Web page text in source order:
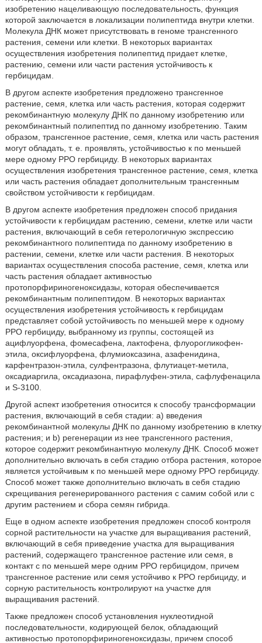
изобретению нацеливающую последовательность, функция
которой заключается в локализации полипептида внутри клетки.
Молекула ДНК может присутствовать в геноме трансгенного
растения, семени или клетки. В некоторых вариантах
осуществления изобретения полипептид придает клетке,
растению, семени или части растения устойчивость к
гербицидам.
В другом аспекте изобретения предложено трансгенное
растение, семя, клетка или часть растения, которая содержит
рекомбинантную молекулу ДНК по данному изобретению или
рекомбинантный полипептид по данному изобретению. Таким
образом, трансгенное растение, семя, клетка или часть растения
могут обладать, т. е. проявлять, устойчивостью к по меньшей
мере одному PPO гербициду. В некоторых вариантах
осуществления изобретения трансгенное растение, семя, клетка
или часть растения обладает дополнительным трансгенным
свойством устойчивости к гербицидам.
В другом аспекте изобретения предложен способ придания
устойчивости к гербицидам растению, семени, клетке или части
растения, включающий в себя гетерологичную экспрессию
рекомбинантного полипептида по данному изобретению в
растении, семени, клетке или части растения. В некоторых
вариантах осуществления способа растение, семя, клетка или
часть растения обладает активностью
протопорфириногеноксидазы, которая обеспечивается
рекомбинантным полипептидом. В некоторых вариантах
осуществления изобретения устойчивость к гербицидам
представляет собой устойчивость по меньшей мере к одному
PPO гербициду, выбранному из группы, состоящей из
ацифлуорфена, фомесафена, лактофена, флуорогликофен-
этила, оксифлуорфена, флумиоксазина, азафенидина,
карфентразон-этила, сулфентразона, флутиацет-метила,
оксадиаргила, оксадиазона, пирафлуфен-этила, сафлуфенацила
и S-3100.
Другой аспект изобретения относится к способу трансформации
растения, включающий в себя стадии: a) введения
рекомбинантной молекулы ДНК по данному изобретению в клетку
растения; и b) регенерации из нее трансгенного растения,
которое содержит рекомбинантную молекулу ДНК. Способ может
дополнительно включать в себя стадию отбора растения, которое
является устойчивым к по меньшей мере одному PPO гербициду.
Способ может также дополнительно включать в себя стадию
скрещивания регенерированного растения с самим собой или с
другим растением и сбора семян гибрида.
Еще в одном аспекте изобретения предложен способ контроля
сорной растительности на участке для выращивания растений,
включающий в себя приведение участка для выращивания
растений, содержащего трансгенное растение или семя, в
контакт с по меньшей мере одним PPO гербицидом, причем
трансгенное растение или семя устойчиво к PPO гербициду, и
сорную растительность контролируют на участке для
выращивания растений.
Также предложен способ установления нуклеотидной
последовательности, кодирующей белок, обладающий
активностью протопорфириногеноксидазы, причем способ